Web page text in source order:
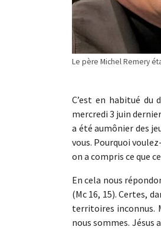
Le père Michel Remery
C’est en habitué du
mercredi 3 juin
a été aumônier des
vous. Pourquoi
on a compris ce que
En cela nous
(Mc 16, 15). Certes,
territoires inconnus.
nous sommes. Jésus